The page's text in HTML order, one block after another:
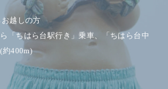
越しの方
「ちはら台駅行き」乗車、「ちはら台中
約400m)